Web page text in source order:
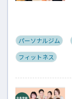
パーソナルジム
フィットネス